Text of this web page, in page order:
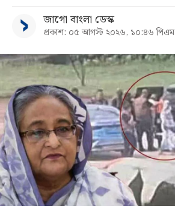
জাগো বাংলা ডেস্ক
প্রকাশ: ০৫ আগস্ট ২০২৬, ১০:৪৬ পিএম